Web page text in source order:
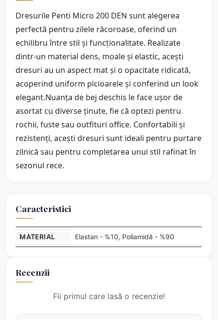
Dresurile Penti Micro 200 DEN sunt alegerea
perfectă pentru zilele răcoroase, oferind un
echilibru între stil și funcționalitate. Realizate
dintr-un material dens, moale și elastic, acești
dresuri au un aspect mat și o opacitate ridicată,
acoperind uniform picioarele și conferind un look
elegant.Nuanța de bej deschis le face ușor de
asortat cu diverse ținute, fie că optezi pentru
rochii, fuste sau outfituri office. Confortabili și
rezistenți, acești dresuri sunt ideali pentru purtare
zilnică sau pentru completarea unui stil rafinat în
sezonul rece.
Caracteristici
MATERIAL Elastan - %10, Poliamidă - %90
Recenzii
Fii primul care lasă o recenzie!